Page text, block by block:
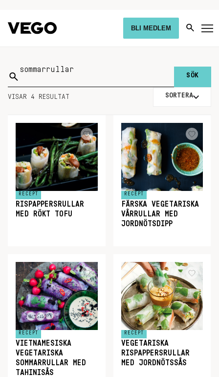
BLI MEDLEM
Sök
på:
VISAR 4 RESULTAT SORTERA
RECEPT
RISPAPPERSRULLAR
MED RÖKT TOFU
RECEPT
FÄRSKA VEGETARISKA
VÅRRULLAR MED
JORDNÖTSDIPP
RECEPT
VIETNAMESISKA
VEGETARISKA
SOMMARRULLAR MED
TAHINISÅS
RECEPT
VEGETARISKA
RISPAPPERSRULLAR
MED JORDNÖTSSÅS